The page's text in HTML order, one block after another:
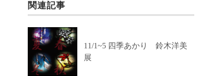
関連記事
11/1~5 四季あかり 鈴木洋美
展